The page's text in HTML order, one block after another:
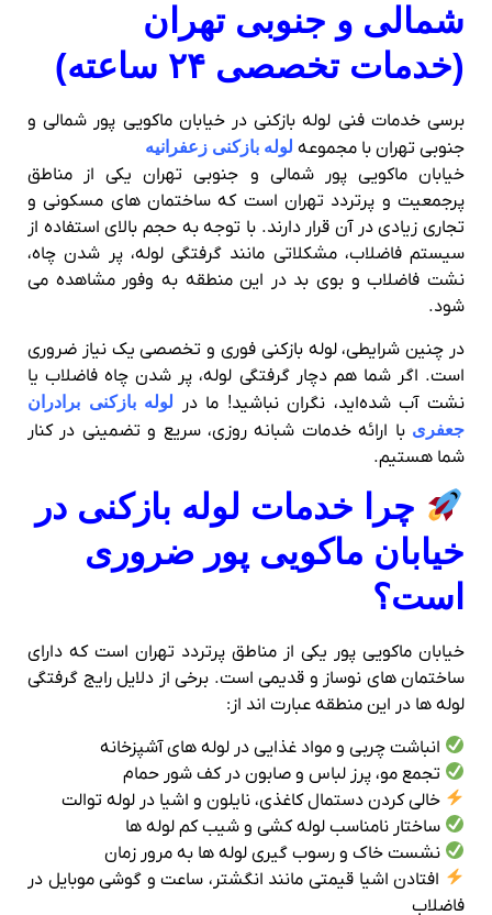
شمالی و جنوبی تهران
(خدمات تخصصی ۲۴ ساعته)
برسی خدمات فنی لوله بازکنی در خیابان ماکویی پور شمالی و
جنوبی تهران با مجموعه لوله بازکنی زعفرانیه
خیابان ماکویی پور شمالی و جنوبی تهران یکی از مناطق
پرجمعیت و پرتردد تهران است که ساختمان‌ های مسکونی و
تجاری زیادی در آن قرار دارند. با توجه به حجم بالای استفاده از
سیستم فاضلاب، مشکلاتی مانند گرفتگی لوله، پر شدن چاه،
نشت فاضلاب و بوی بد در این منطقه به‌ وفور مشاهده می‌
شود.
در چنین شرایطی، لوله بازکنی فوری و تخصصی یک نیاز ضروری
است. اگر شما هم دچار گرفتگی لوله، پر شدن چاه فاضلاب یا
نشت آب شده‌اید، نگران نباشید! ما در
لوله بازکنی برادران
جعفری با ارائه خدمات شبانه‌ روزی، سریع و تضمینی در کنار
شما هستیم.
چرا خدمات لوله بازکنی در
خیابان ماکویی پور ضروری
است؟
خیابان ماکویی پور یکی از مناطق پرتردد تهران است که دارای
ساختمان‌ های نوساز و قدیمی است. برخی از دلایل رایج گرفتگی
لوله‌ ها در این منطقه عبارت‌ اند از:
انباشت چربی و مواد غذایی در لوله‌ های آشپزخانه
تجمع مو، پرز لباس و صابون در کف‌ شور حمام
خالی کردن دستمال کاغذی، نایلون و اشیا در لوله توالت
ساختار نامناسب لوله‌ کشی و شیب کم لوله‌ ها
نشست خاک و رسوب‌ گیری لوله‌ ها به‌ مرور زمان
افتادن اشیا قیمتی مانند انگشتر، ساعت و گوشی موبایل در
فاضلاب